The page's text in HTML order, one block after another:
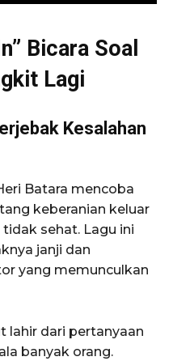
Bicara Soal
Lagi
Kesalahan
Batara mencoba
keberanian keluar
sehat. Lagu ini
janji dan
yang memunculkan
lahir dari pertanyaan
banyak orang.